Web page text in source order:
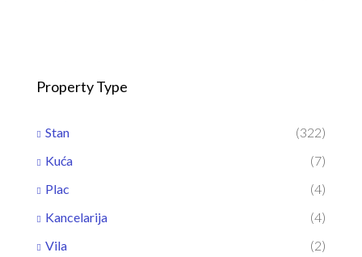
Property Type
Stan
(322)
Kuća
(7)
Plac
(4)
Kancelarija
(4)
Vila
(2)